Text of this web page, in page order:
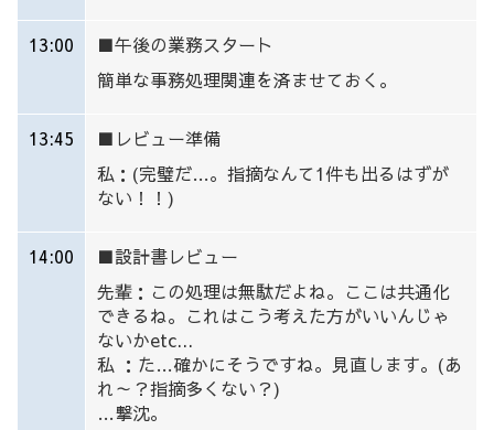
13:00
■午後の業務スタート
簡単な事務処理関連を済ませておく。
13:45
■レビュー準備
私：(完璧だ…。指摘なんて1件も出るはずが
ない！！)
14:00
■設計書レビュー
先輩：この処理は無駄だよね。ここは共通化
できるね。これはこう考えた方がいいんじゃ
ないかetc...
私 ：た…確かにそうですね。見直します。(あ
れ～？指摘多くない？)
…撃沈。